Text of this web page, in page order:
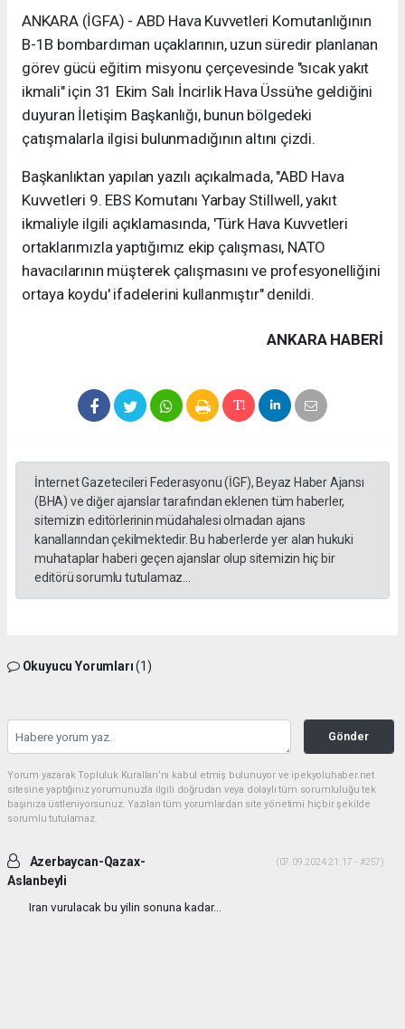
ANKARA (İGFA) - ABD Hava Kuvvetleri Komutanlığının
B-1B bombardıman uçaklarının, uzun süredir planlanan
görev gücü eğitim misyonu çerçevesinde "sıcak yakıt
ikmali" için 31 Ekim Salı İncirlik Hava Üssü'ne geldiğini
duyuran İletişim Başkanlığı, bunun bölgedeki
çatışmalarla ilgisi bulunmadığının altını çizdi.
Başkanlıktan yapılan yazılı açıkalmada, "ABD Hava
Kuvvetleri 9. EBS Komutanı Yarbay Stillwell, yakıt
ikmaliyle ilgili açıklamasında, 'Türk Hava Kuvvetleri
ortaklarımızla yaptığımız ekip çalışması, NATO
havacılarının müşterek çalışmasını ve profesyonelliğini
ortaya koydu' ifadelerini kullanmıştır" denildi.
ANKARA HABERİ
İnternet Gazetecileri Federasyonu (İGF), Beyaz Haber Ajansı
(BHA) ve diğer ajanslar tarafından eklenen tüm haberler,
sitemizin editörlerinin müdahalesi olmadan ajans
kanallarından çekilmektedir. Bu haberlerde yer alan hukuki
muhataplar haberi geçen ajanslar olup sitemizin hiç bir
editörü sorumlu tutulamaz...
Okuyucu Yorumları(1)
Gönder
Yorum yazarak Topluluk Kuralları’nı kabul etmiş bulunuyor ve ipekyoluhaber.net
sitesine yaptığınız yorumunuzla ilgili doğrudan veya dolaylı tüm sorumluluğu tek
başınıza üstleniyorsunuz. Yazılan tüm yorumlardan site yönetimi hiçbir şekilde
sorumlu tutulamaz.
Azerbaycan-Qazax-
Aslanbeyli
(07.09.2024 21:17 - #257)
Iran vurulacak bu yilin sonuna kadar...